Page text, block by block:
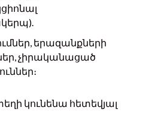
երազանքների
չիրականացած
կունենա հետեվյալ